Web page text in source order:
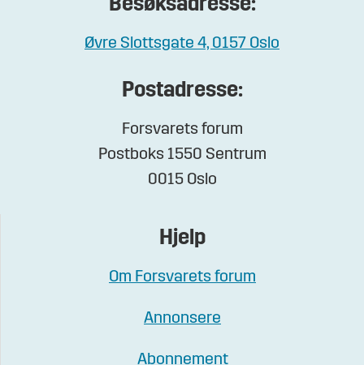
Besøksadresse:
Øvre Slottsgate 4, 0157 Oslo
Postadresse:
Forsvarets forum
Postboks 1550 Sentrum
0015 Oslo
Hjelp
Om Forsvarets forum
Annonsere
Abonnement